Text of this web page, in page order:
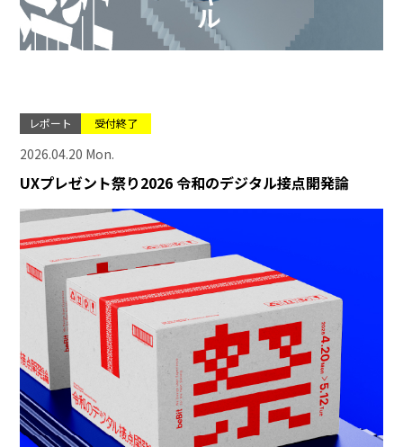
レポート 受付終了
2026.04.20 Mon.
UXプレゼント祭り2026 令和のデジタル接点開発論